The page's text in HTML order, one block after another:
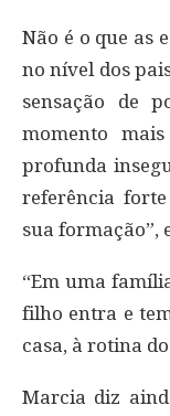
Não é o que as
no nível dos
sensação de
momento
profunda
referência
sua formação”,
“Em uma
filho entra e
casa, à rotina
Marcia diz